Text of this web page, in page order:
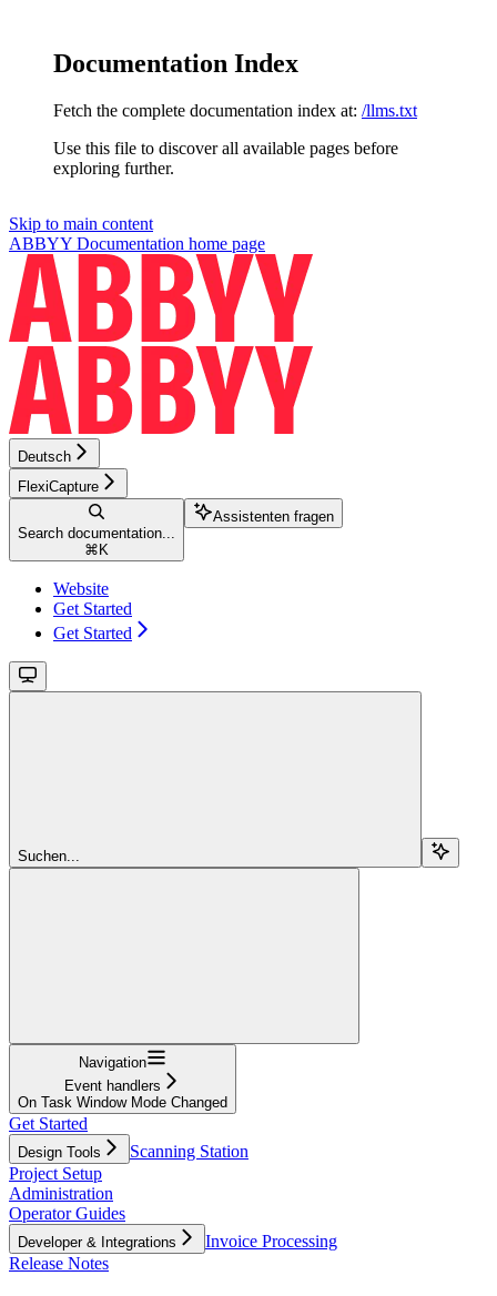
Documentation Index
Fetch the complete documentation index at: /llms.txt
Use this file to discover all available pages before
exploring further.
Skip to main content
ABBYY Documentation home page
Deutsch
FlexiCapture
Search documentation...
⌘ K
Assistenten fragen
Website
Get Started
Get Started
Suchen...
Navigation
Event handlers
On Task Window Mode Changed
Get Started
Design Tools
Scanning Station
Project Setup
Administration
Operator Guides
Developer & Integrations
Invoice Processing
Release Notes